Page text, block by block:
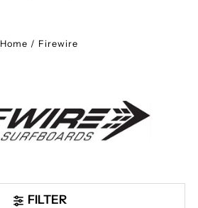
Home / Firewire
FILTER